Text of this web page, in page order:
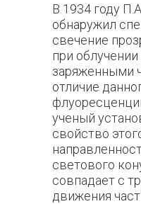
В 1934 году
обнаружил
свечение
при
заряженными
отличие
ученый
свойство
светового
совпадает с
движения